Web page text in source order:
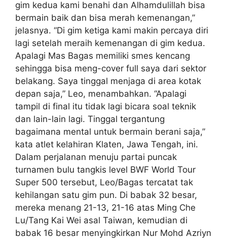
gim kedua kami benahi dan Alhamdulillah bisa
bermain baik dan bisa merah kemenangan,”
jelasnya. “Di gim ketiga kami makin percaya diri
lagi setelah meraih kemenangan di gim kedua.
Apalagi Mas Bagas memiliki smes kencang
sehingga bisa meng-cover full saya dari sektor
belakang. Saya tinggal menjaga di area kotak
depan saja,” Leo, menambahkan. “Apalagi
tampil di final itu tidak lagi bicara soal teknik
dan lain-lain lagi. Tinggal tergantung
bagaimana mental untuk bermain berani saja,”
kata atlet kelahiran Klaten, Jawa Tengah, ini.
Dalam perjalanan menuju partai puncak
turnamen bulu tangkis level BWF World Tour
Super 500 tersebut, Leo/Bagas tercatat tak
kehilangan satu gim pun. Di babak 32 besar,
mereka menang 21-13, 21-16 atas Ming Che
Lu/Tang Kai Wei asal Taiwan, kemudian di
babak 16 besar menyingkirkan Nur Mohd Azriyn